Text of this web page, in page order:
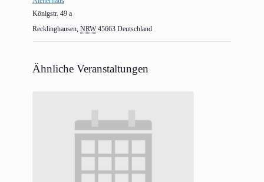
Königstr. 49 a
Recklinghausen NRW 45663 Deutschland
Ähnliche Veranstaltungen